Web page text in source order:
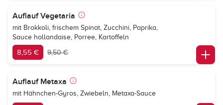
Auflauf Vegetaria
mit Brokkoli, frischem Spinat, Zucchini, Paprika,
Sauce hollandaise, Porree, Kartoffeln
8,55 € 9,50 €
Auflauf Metaxa
mit Hähnchen-Gyros, Zwiebeln, Metaxa-Sauce